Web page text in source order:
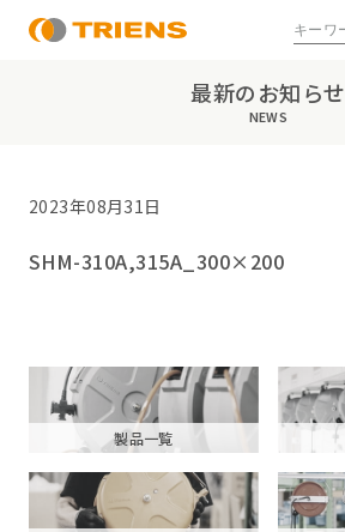
最新のお知らせ
NEWS
2023年08月31日
SHM-310A,315A_300×200
製品一覧